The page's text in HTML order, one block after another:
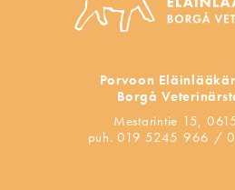
Porvoon
Borgå
Mestarintie 15,
puh. 019 5245 966 /